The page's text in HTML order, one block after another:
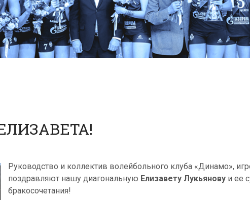
Руководство и коллектив волейбольного клуба «Динамо»,
поздравляют нашу диагональную Елизавету Лукьянову и ее
бракосочетания!